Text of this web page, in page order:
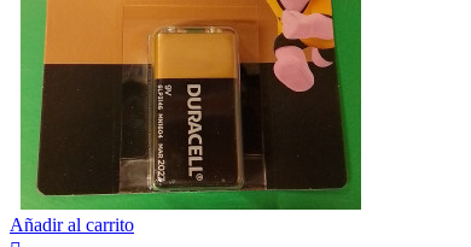
Añadir al carrito